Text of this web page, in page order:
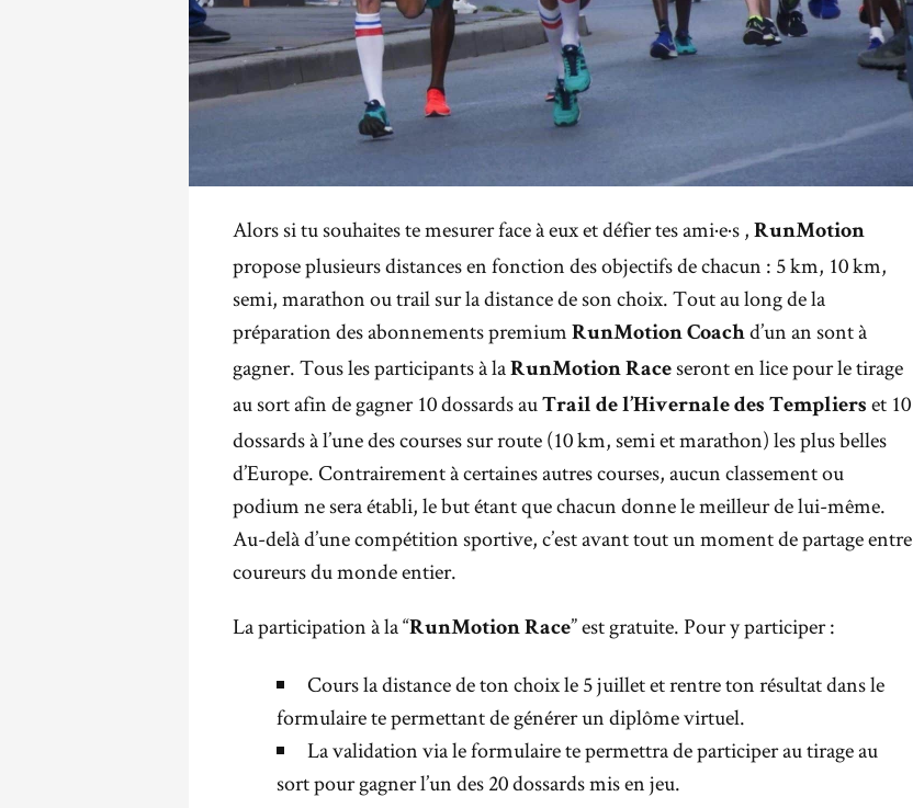
Alors si tu souhaites te mesurer face à eux et défier tes ami·e·s , RunMotion
propose plusieurs distances en fonction des objectifs de chacun : 5 km, 10 km,
semi, marathon ou trail sur la distance de son choix. Tout au long de la
préparation des abonnements premium RunMotion Coach d’un an sont à
gagner. Tous les participants à la RunMotion Race seront en lice pour le tirage
au sort afin de gagner 10 dossards au Trail de l’Hivernale des Templiers et 10
dossards à l’une des courses sur route (10 km, semi et marathon) les plus belles
d’Europe. Contrairement à certaines autres courses, aucun classement ou
podium ne sera établi, le but étant que chacun donne le meilleur de lui-même.
Au-delà d’une compétition sportive, c’est avant tout un moment de partage entre
coureurs du monde entier.
La participation à la “RunMotion Race” est gratuite. Pour y participer :
Cours la distance de ton choix le 5 juillet et rentre ton résultat dans le
formulaire te permettant de générer un diplôme virtuel.
La validation via le formulaire te permettra de participer au tirage au
sort pour gagner l’un des 20 dossards mis en jeu.